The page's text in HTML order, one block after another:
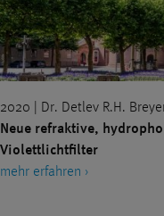
2020 | Dr. Detlev R.H.
Neue refraktive,
Violettlichtfilter
mehr erfahren ›